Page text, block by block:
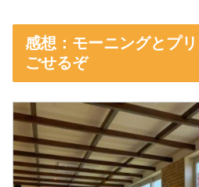
感想：モーニングとプ
ごせるぞ